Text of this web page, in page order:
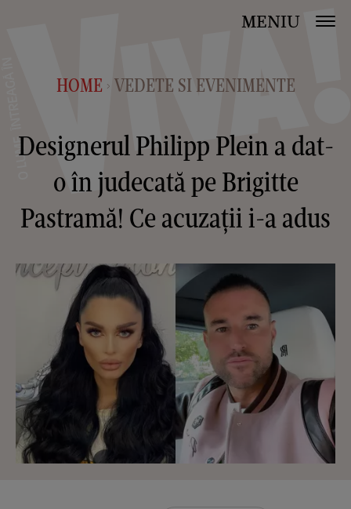
MENIU
HOME > VEDETE SI EVENIMENTE
Designerul Philipp Plein a dat-
o în judecată pe Brigitte
Pastramă! Ce acuzații i-a adus